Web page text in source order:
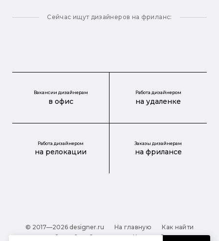
Сейчас ищут дизайнеров на фриланс:
Вакансии дизайнерам
в офис
Работа дизайнером
на удаленке
Работа дизайнером
на релокации
Заказы дизайнерам
на фрилансе
© 2017—2026 designer.ru На главную
Как найти
дизайнера?
О проекте Карта сайта